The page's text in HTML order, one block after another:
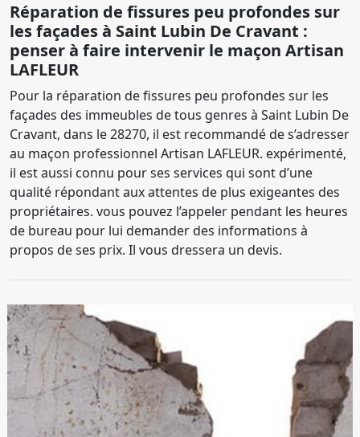
Réparation de fissures peu profondes sur
les façades à Saint Lubin De Cravant :
penser à faire intervenir le maçon Artisan
LAFLEUR
Pour la réparation de fissures peu profondes sur les
façades des immeubles de tous genres à Saint Lubin De
Cravant, dans le 28270, il est recommandé de s’adresser
au maçon professionnel Artisan LAFLEUR. expérimenté,
il est aussi connu pour ses services qui sont d’une
qualité répondant aux attentes de plus exigeantes des
propriétaires. vous pouvez l’appeler pendant les heures
de bureau pour lui demander des informations à
propos de ses prix. Il vous dressera un devis.